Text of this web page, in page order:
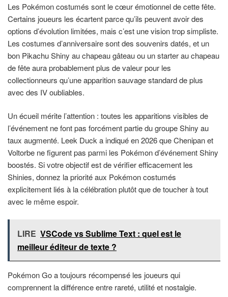
Les Pokémon costumés sont le cœur émotionnel de cette fête.
Certains joueurs les écartent parce qu’ils peuvent avoir des
options d’évolution limitées, mais c’est une vision trop simpliste.
Les costumes d’anniversaire sont des souvenirs datés, et un
bon Pikachu Shiny au chapeau gâteau ou un starter au chapeau
de fête aura probablement plus de valeur pour les
collectionneurs qu’une apparition sauvage standard de plus
avec des IV oubliables.
Un écueil mérite l’attention : toutes les apparitions visibles de
l’événement ne font pas forcément partie du groupe Shiny au
taux augmenté. Leek Duck a indiqué en 2026 que Chenipan et
Voltorbe ne figurent pas parmi les Pokémon d’événement Shiny
boostés. Si votre objectif est de vérifier efficacement les
Shinies, donnez la priorité aux Pokémon costumés
explicitement liés à la célébration plutôt que de toucher à tout
avec le même espoir.
LIRE VSCode vs Sublime Text : quel est le
meilleur éditeur de texte ?
Pokémon Go a toujours récompensé les joueurs qui
comprennent la différence entre rareté, utilité et nostalgie.